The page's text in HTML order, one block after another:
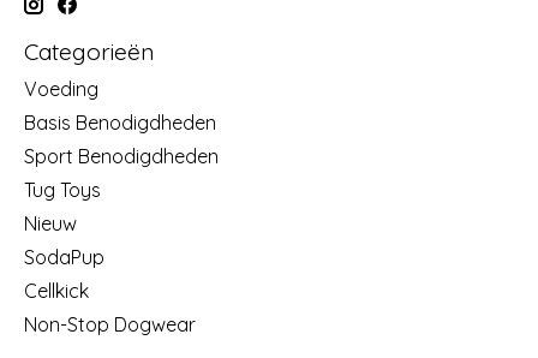
Categorieën
Voeding
Basis Benodigdheden
Sport Benodigdheden
Tug Toys
Nieuw
SodaPup
Cellkick
Non-Stop Dogwear